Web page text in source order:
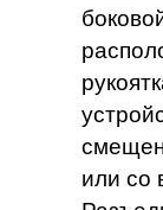
или со